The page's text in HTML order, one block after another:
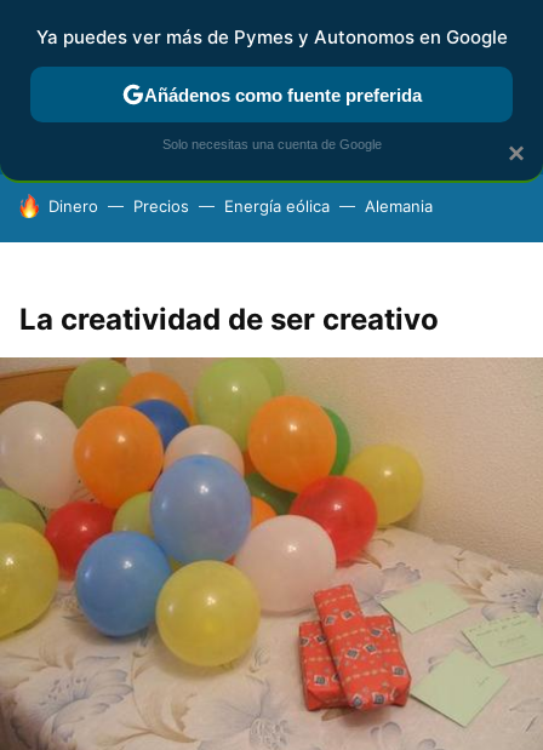
FISCALIDAD Y CONTABILIDAD KIT DIGITAL RENTA
HOY SE HABLA DE
Dinero Precios Energía eólica Alemania
La creatividad de ser creativo
×
Ya puedes ver más de Pymes y Autonomos en Google
Añádenos como fuente preferida
Solo necesitas una cuenta de Google